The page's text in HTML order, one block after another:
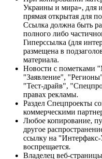
Украины и мира», для
прямая открытая для
Ссылка должна быть
полного либо
Гиперссылка (для
размещена в
материала.
Новости с пометками
"Заявление",
"Тест-драйв",
правах рекламы.
Раздел Спецпроекты
коммерческими
Любое копирование,
другое
ссылку на
воспрещается.
Владелец веб-